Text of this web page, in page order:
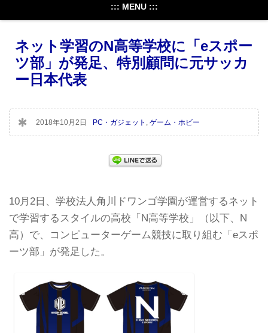
::: MENU :::
ネット学習のN高等学校に「eスポー
ツ部」が発足、特別顧問に元サッカ
ー日本代表
2018年10月2日 PC・ガジェット ゲーム・ホビー
10月2日、学校法人角川ドワンゴ学園が運営するネット
で学習するスタイルの高校「N高等学校」（以下、N
高）で、コンピューターゲーム競技に取り組む「eスポ
ーツ部」が発足した。